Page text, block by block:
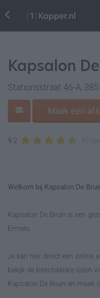
Kapsalon
Stationsstraat 46-A,
Maak een
9.2
Welkom bij Kapsalon De
Kapsalon De Bruin is een
Ermelo.
Je kan hier direct een online
bekijk de beschikbare tijden
Kapsalon De Bruin en maak